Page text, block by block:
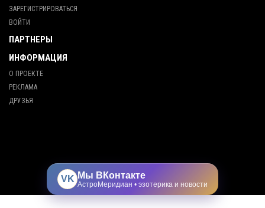
ЗАРЕГИСТРИРОВАТЬСЯ
ВОЙТИ
ПАРТНЕРЫ
ИНФОРМАЦИЯ
О ПРОЕКТЕ
РЕКЛАМА
ДРУЗЬЯ
VK Мы ВКонтакте
АстроМеридиан • эзотерика и новости